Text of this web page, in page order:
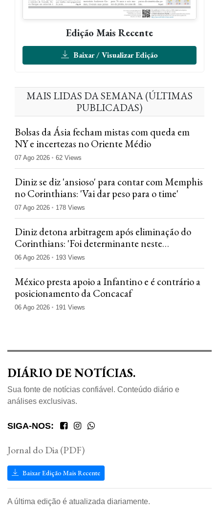
Edição Mais Recente
Baixar / Visualizar Edição
MAIS LIDAS DA SEMANA (ÚLTIMAS
PUBLICADAS)
Bolsas da Ásia fecham mistas com queda em
NY e incertezas no Oriente Médio
07 Ago 2026 62 Views
Diniz se diz 'ansioso' para contar com Memphis
no Corinthians: 'Vai dar peso para o time'
07 Ago 2026 178 Views
Diniz detona arbitragem após eliminação do
Corinthians: 'Foi determinante neste
confronto'
06 Ago 2026 193 Views
México presta apoio a Infantino e é contrário a
posicionamento da Concacaf
06 Ago 2026 191 Views
DIÁRIO DE NOTÍCIAS.
Sua fonte de notícias confiável. Conteúdo diário e
análises exclusivas.
SIGA-NOS:
Jornal do Dia (PDF)
Baixar Edição Mais Recente
A última edição é atualizada diariamente.